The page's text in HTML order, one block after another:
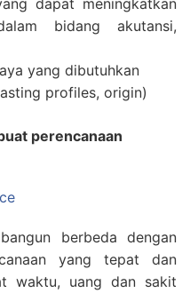
bidang akutansi,
yang dibutuhkan
profiles, origin)
perencanaan
berbeda dengan
yang tepat dan
waktu, uang dan sakit